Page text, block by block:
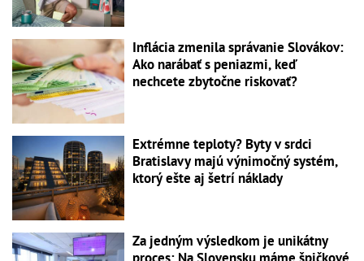
Inflácia zmenila správanie Slovákov:
Ako narábať s peniazmi, keď
nechcete zbytočne riskovať?
Extrémne teploty? Byty v srdci
Bratislavy majú výnimočný systém,
ktorý ešte aj šetrí náklady
Za jedným výsledkom je unikátny
proces: Na Slovensku máme špičkové